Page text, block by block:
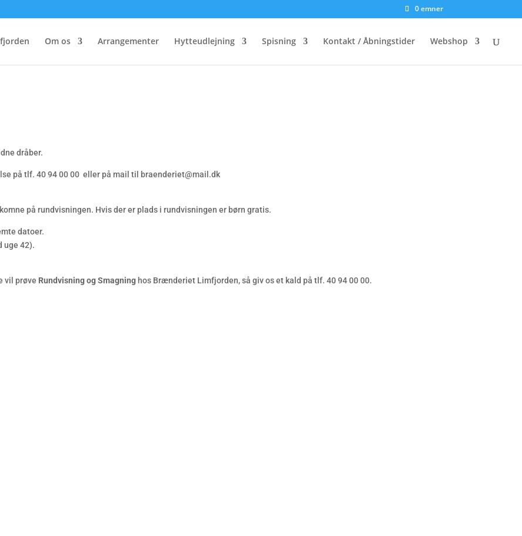
0 emner
Om os Arrangementer Hytteudlejning Spisning Kontakt / Åbningstider Webshop
dråber.
på tlf. 40 94 00 00 eller på mail til braenderiet@mail.dk
på rundvisningen. Hvis der er plads i rundvisningen er børn gratis.
datoer.
uge 42).
vil prøve Rundvisning og Smagning hos Brænderiet Limfjorden, så giv os et kald på tlf. 40 94 00 00.